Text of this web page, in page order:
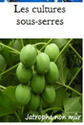
lors de
qu’est
2003 à nos
de bien jouir